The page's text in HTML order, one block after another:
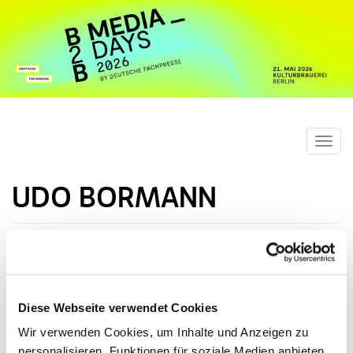
Diese Webseite verwendet Cookies
Wir verwenden Cookies, um Inhalte und Anzeigen zu
UDO BORMANN
Manager bei
Elektor